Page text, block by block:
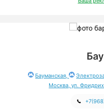
Бауманская,
Москва, ул.